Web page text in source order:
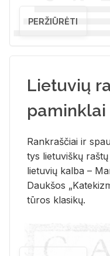
PERŽIŪRĖTI
Lietuvių
paminklai
Rank­raš­čiai ir
tys lie­tu­viš­kų
lie­tu­vių kal­ba –
Dauk­šos
tū­ros kla­si­kų.